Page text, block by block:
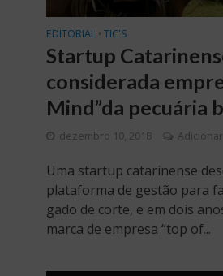
EDITORIAL • TIC'S
Startup
considerada
Mind”da pecuária
dezembro 10, 2018
Uma startup catarinense
plataforma de gestão para
gado de corte, e em dois
marca de empresa “top of...